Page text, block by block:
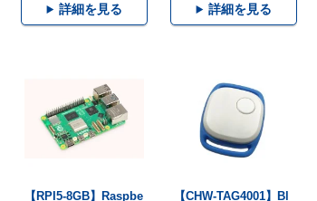
詳細を見る 詳細を見る
【RPI5-8GB】Raspbe 【CHW-TAG4001】Bl